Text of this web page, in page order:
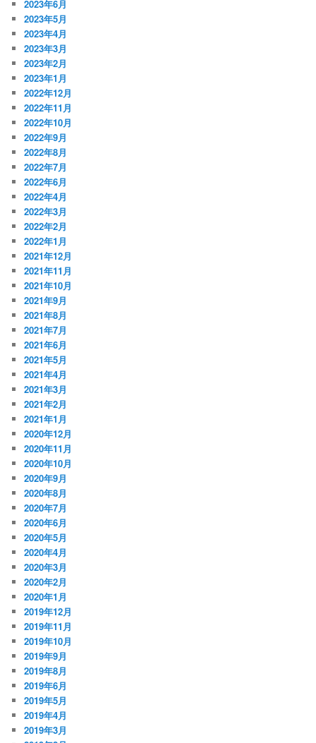
2023年6月
2023年5月
2023年4月
2023年3月
2023年2月
2023年1月
2022年12月
2022年11月
2022年10月
2022年9月
2022年8月
2022年7月
2022年6月
2022年4月
2022年3月
2022年2月
2022年1月
2021年12月
2021年11月
2021年10月
2021年9月
2021年8月
2021年7月
2021年6月
2021年5月
2021年4月
2021年3月
2021年2月
2021年1月
2020年12月
2020年11月
2020年10月
2020年9月
2020年8月
2020年7月
2020年6月
2020年5月
2020年4月
2020年3月
2020年2月
2020年1月
2019年12月
2019年11月
2019年10月
2019年9月
2019年8月
2019年6月
2019年5月
2019年4月
2019年3月